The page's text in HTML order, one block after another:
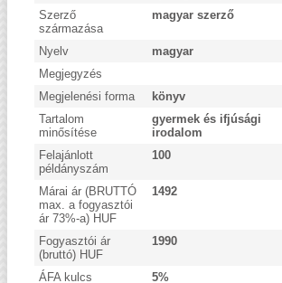
Szerző
származása
magyar szerző
Nyelv
magyar
Megjegyzés
Megjelenési forma
könyv
Tartalom
minősítése
gyermek és ifjúsági
irodalom
Felajánlott
példányszám
100
Márai ár (BRUTTÓ
max. a fogyasztói
ár 73%-a) HUF
1492
Fogyasztói ár
(bruttó) HUF
1990
ÁFA kulcs
5%